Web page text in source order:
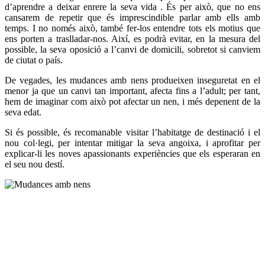
d’aprendre a deixar enrere la seva vida . És per això, que no ens
cansarem de repetir que és imprescindible parlar amb ells amb
temps. I no només això, també fer-los entendre tots els motius que
ens porten a traslladar-nos. Així, es podrà evitar, en la mesura del
possible, la seva oposició a l’canvi de domicili, sobretot si canviem
de ciutat o país.
De vegades, les mudances amb nens produeixen inseguretat en el
menor ja que un canvi tan important, afecta fins a l’adult; per tant,
hem de imaginar com això pot afectar un nen, i més depenent de la
seva edat.
Si és possible, és recomanable visitar l’habitatge de destinació i el
nou col·legi, per intentar mitigar la seva angoixa, i aprofitar per
explicar-li les noves apassionants experiències que els esperaran en
el seu nou destí.